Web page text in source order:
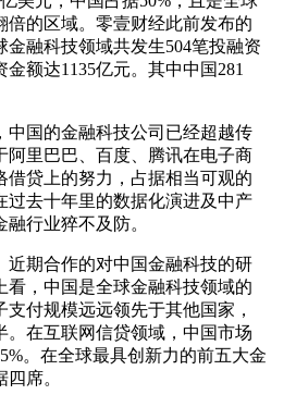
倍的区域。零壹财经此前发布的
金融科技领域共发生504笔投融资
额达1135亿元。其中中国281
国的金融科技公司已经超越传
阿里巴巴、百度、腾讯在电子商
借贷上的努力，占据相当可观的
过去十年里的数据化演进及中产
行业猝不及防。
期合作的对中国金融科技的研
看，中国是全球金融科技领域的
付规模远远领先于其他国家，
。在互联网信贷领域，中国市场
。在全球最具创新力的前五大金
席。